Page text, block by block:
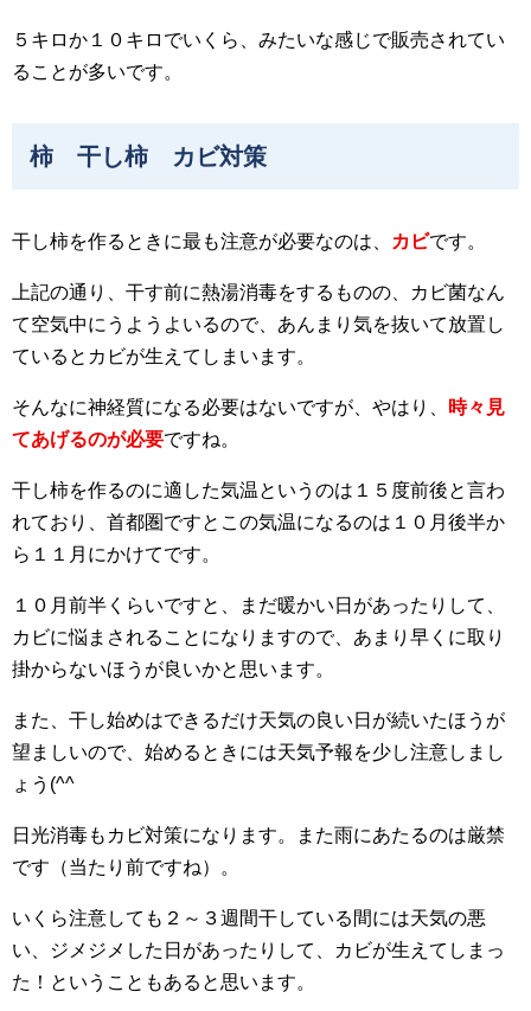
５キロか１０キロでいくら、みたいな感じで販売されてい
ることが多いです。
柿 干し柿 カビ対策
干し柿を作るときに最も注意が必要なのは、 カビです。
上記の通り、干す前に熱湯消毒をするものの、カビ菌なん
て空気中にうようよいるので、あんまり気を抜いて放置し
ているとカビが生えてしまいます。
そんなに神経質になる必要はないですが、やはり、
時々見
てあげるのが必要ですね。
干し柿を作るのに適した気温というのは１５度前後と言わ
れており、首都圏ですとこの気温になるのは１０月後半か
ら１１月にかけてです。
１０月前半くらいですと、まだ暖かい日があったりして、
カビに悩まされることになりますので、あまり早くに取り
掛からないほうが良いかと思います。
また、干し始めはできるだけ天気の良い日が続いたほうが
望ましいので、始めるときには天気予報を少し注意しまし
ょう(^^
日光消毒もカビ対策になります。また雨にあたるのは厳禁
です（当たり前ですね）。
いくら注意しても２～３週間干している間には天気の悪
い、ジメジメした日があったりして、カビが生えてしまっ
た！ということもあると思います。